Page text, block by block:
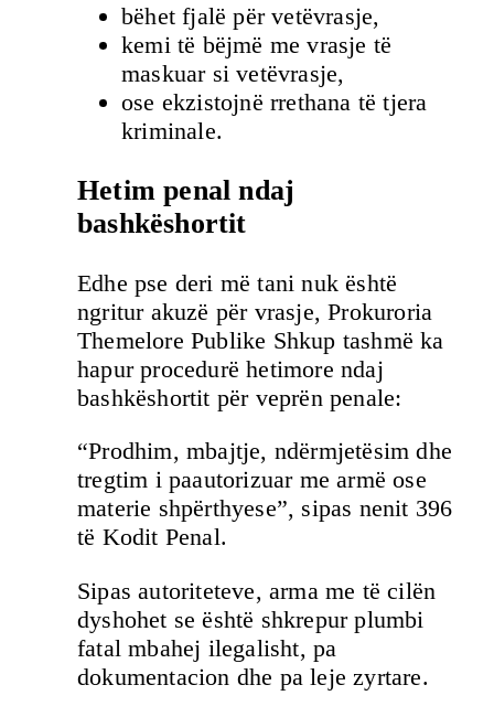
bëhet fjalë për vetëvrasje,
kemi të bëjmë me vrasje të
maskuar si vetëvrasje,
ose ekzistojnë rrethana të tjera
kriminale.
Hetim penal ndaj
bashkëshortit
Edhe pse deri më tani nuk është
ngritur akuzë për vrasje, Prokuroria
Themelore Publike Shkup tashmë ka
hapur procedurë hetimore ndaj
bashkëshortit për veprën penale:
“Prodhim, mbajtje, ndërmjetësim dhe
tregtim i paautorizuar me armë ose
materie shpërthyese”, sipas nenit 396
të Kodit Penal.
Sipas autoriteteve, arma me të cilën
dyshohet se është shkrepur plumbi
fatal mbahej ilegalisht, pa
dokumentacion dhe pa leje zyrtare.